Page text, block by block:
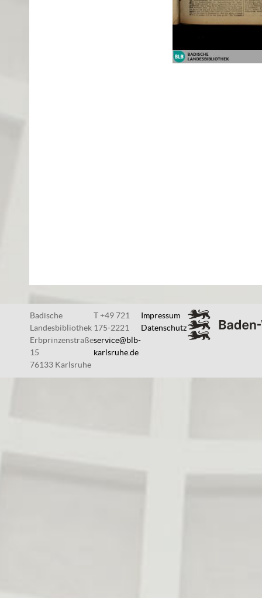
Badische
Landesbibliothek
Erbprinzenstraße
15
76133 Karlsruhe
T +49 721
175-2221
service@blb-
karlsruhe.de
Impressum
Datenschutz